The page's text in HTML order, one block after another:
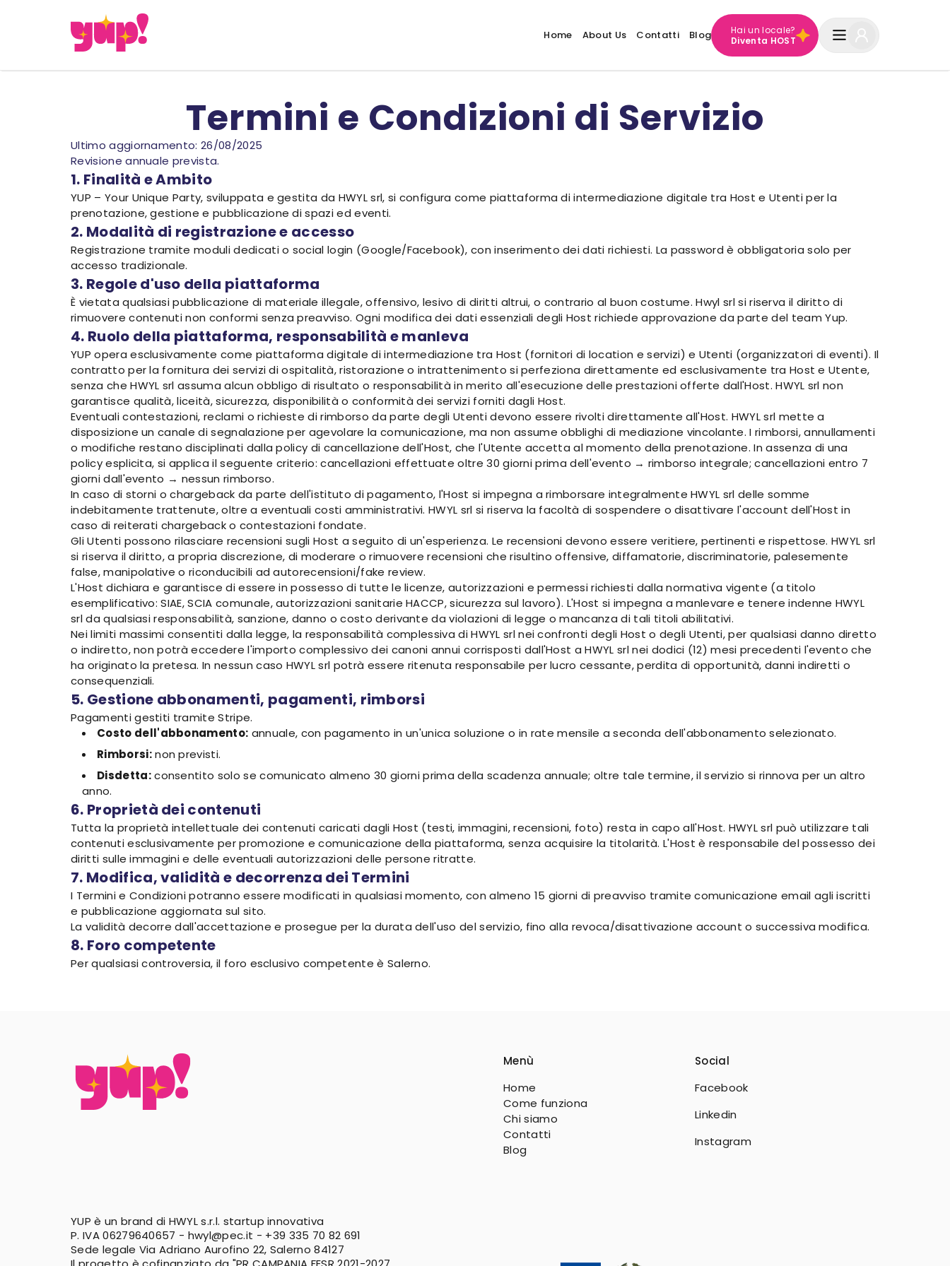
Home About Us Contatti Blog
Hai un locale?
Diventa HOST
Termini e Condizioni di Servizio
Ultimo aggiornamento: 26/08/2025
Revisione annuale prevista.
1. Finalità e Ambito
YUP – Your Unique Party, sviluppata e gestita da HWYL srl, si configura come piattaforma di intermediazione digitale tra Host e Utenti per la
prenotazione, gestione e pubblicazione di spazi ed eventi.
2. Modalità di registrazione e accesso
Registrazione tramite moduli dedicati o social login (Google/Facebook), con inserimento dei dati richiesti. La password è obbligatoria solo per
accesso tradizionale.
3. Regole d'uso della piattaforma
È vietata qualsiasi pubblicazione di materiale illegale, offensivo, lesivo di diritti altrui, o contrario al buon costume. Hwyl srl si riserva il diritto di
rimuovere contenuti non conformi senza preavviso. Ogni modifica dei dati essenziali degli Host richiede approvazione da parte del team Yup.
4. Ruolo della piattaforma, responsabilità e manleva
YUP opera esclusivamente come piattaforma digitale di intermediazione tra Host (fornitori di location e servizi) e Utenti (organizzatori di eventi). Il
contratto per la fornitura dei servizi di ospitalità, ristorazione o intrattenimento si perfeziona direttamente ed esclusivamente tra Host e Utente,
senza che HWYL srl assuma alcun obbligo di risultato o responsabilità in merito all'esecuzione delle prestazioni offerte dall'Host. HWYL srl non
garantisce qualità, liceità, sicurezza, disponibilità o conformità dei servizi forniti dagli Host.
Eventuali contestazioni, reclami o richieste di rimborso da parte degli Utenti devono essere rivolti direttamente all'Host. HWYL srl mette a
disposizione un canale di segnalazione per agevolare la comunicazione, ma non assume obblighi di mediazione vincolante. I rimborsi, annullamenti
o modifiche restano disciplinati dalla policy di cancellazione dell'Host, che l'Utente accetta al momento della prenotazione. In assenza di una
policy esplicita, si applica il seguente criterio: cancellazioni effettuate oltre 30 giorni prima dell'evento → rimborso integrale; cancellazioni entro 7
giorni dall'evento → nessun rimborso.
In caso di storni o chargeback da parte dell'istituto di pagamento, l'Host si impegna a rimborsare integralmente HWYL srl delle somme
indebitamente trattenute, oltre a eventuali costi amministrativi. HWYL srl si riserva la facoltà di sospendere o disattivare l'account dell'Host in
caso di reiterati chargeback o contestazioni fondate.
Gli Utenti possono rilasciare recensioni sugli Host a seguito di un'esperienza. Le recensioni devono essere veritiere, pertinenti e rispettose. HWYL srl
si riserva il diritto, a propria discrezione, di moderare o rimuovere recensioni che risultino offensive, diffamatorie, discriminatorie, palesemente
false, manipolative o riconducibili ad autorecensioni/fake review.
L'Host dichiara e garantisce di essere in possesso di tutte le licenze, autorizzazioni e permessi richiesti dalla normativa vigente (a titolo
esemplificativo: SIAE, SCIA comunale, autorizzazioni sanitarie HACCP, sicurezza sul lavoro). L'Host si impegna a manlevare e tenere indenne HWYL
srl da qualsiasi responsabilità, sanzione, danno o costo derivante da violazioni di legge o mancanza di tali titoli abilitativi.
Nei limiti massimi consentiti dalla legge, la responsabilità complessiva di HWYL srl nei confronti degli Host o degli Utenti, per qualsiasi danno diretto
o indiretto, non potrà eccedere l'importo complessivo dei canoni annui corrisposti dall'Host a HWYL srl nei dodici (12) mesi precedenti l'evento che
ha originato la pretesa. In nessun caso HWYL srl potrà essere ritenuta responsabile per lucro cessante, perdita di opportunità, danni indiretti o
consequenziali.
5. Gestione abbonamenti, pagamenti, rimborsi
Pagamenti gestiti tramite Stripe.
Costo dell'abbonamento: annuale, con pagamento in un'unica soluzione o in rate mensile a seconda dell'abbonamento selezionato.
Rimborsi:non previsti.
Disdetta:consentito solo se comunicato almeno 30 giorni prima della scadenza annuale; oltre tale termine, il servizio si rinnova per un altro
anno.
6. Proprietà dei contenuti
Tutta la proprietà intellettuale dei contenuti caricati dagli Host (testi, immagini, recensioni, foto) resta in capo all'Host. HWYL srl può utilizzare tali
contenuti esclusivamente per promozione e comunicazione della piattaforma, senza acquisire la titolarità. L'Host è responsabile del possesso dei
diritti sulle immagini e delle eventuali autorizzazioni delle persone ritratte.
7. Modifica, validità e decorrenza dei Termini
I Termini e Condizioni potranno essere modificati in qualsiasi momento, con almeno 15 giorni di preavviso tramite comunicazione email agli iscritti
e pubblicazione aggiornata sul sito.
La validità decorre dall'accettazione e prosegue per la durata dell'uso del servizio, fino alla revoca/disattivazione account o successiva modifica.
8. Foro competente
Per qualsiasi controversia, il foro esclusivo competente è Salerno.
Menù
Home
Come funziona
Chi siamo
Contatti
Blog
Social
Facebook
Linkedin
Instagram
YUP è un brand di HWYL s.r.l. startup innovativa
P. IVA 06279640657 - hwyl@pec.it - +39 335 70 82 691
Sede legale Via Adriano Aurofino 22, Salerno 84127